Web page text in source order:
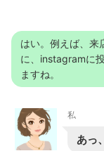
はい。例えば、来
に、instagramに
ますね。
私
あっ